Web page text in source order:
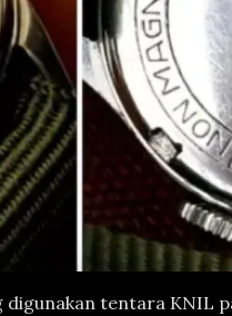
tentara KNIL